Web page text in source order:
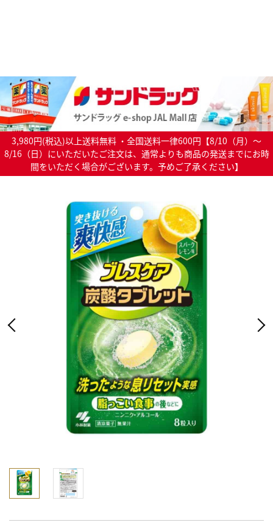
3,980円(税込)以上送料無料 ・全国送料一律600円【8/10（月）～
8/16（日）にいただいたご注文は、通常よりも商品の発送までにお時
間をいただく場合がございます。予めご了承ください】